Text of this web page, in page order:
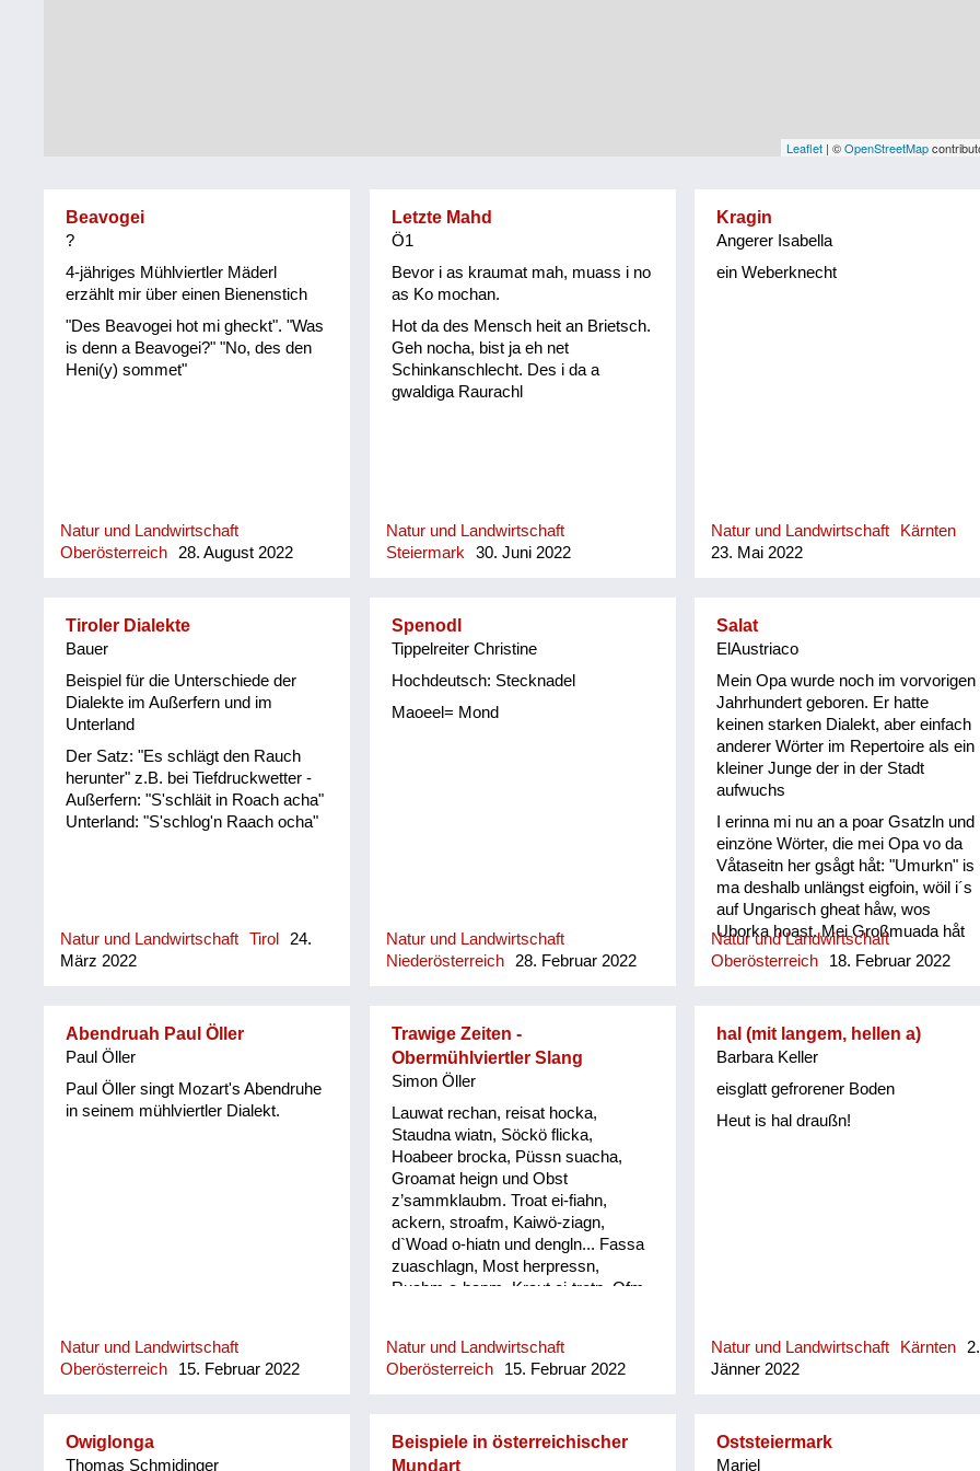
Leaflet | ©OpenStreetMap
Beavogei
?
4-jähriges Mühlviertler Mäderl
erzählt mir über einen Bienenstich
"Des Beavogei hot mi gheckt". "Was
is denn a Beavogei?" "No, des den
Heni(y) sommet"
Natur und Landwirtschaft
Oberösterreich
28. August 2022
Letzte Mahd
Ö1
Bevor i as kraumat mah, muass i no
as Ko mochan.
Hot da des Mensch heit an Brietsch.
Geh nocha, bist ja eh net
Schinkanschlecht. Des i da a
gwaldiga Raurachl
Natur und Landwirtschaft
Steiermark
30. Juni 2022
Kragin
Angerer Isabella
ein Weberknecht
Natur und Landwirtschaft
Kärnten
23. Mai 2022
Tiroler Dialekte
Bauer
Beispiel für die Unterschiede der
Dialekte im Außerfern und im
Unterland
Der Satz: "Es schlägt den Rauch
herunter" z.B. bei Tiefdruckwetter -
Außerfern: "S'schläit in Roach acha"
Unterland: "S'schlog'n Raach ocha"
Natur und Landwirtschaft Tirol
24.
März 2022
Spenodl
Tippelreiter Christine
Hochdeutsch: Stecknadel
Maoeel= Mond
Natur und Landwirtschaft
Niederösterreich
28. Februar 2022
Salat
ElAustriaco
Mein Opa wurde noch im vorvorigen
Jahrhundert geboren. Er hatte
keinen starken Dialekt, aber einfach
anderer Wörter im Repertoire als ein
kleiner Junge der in der Stadt
aufwuchs
I erinna mi nu an a poar Gsatzln und
einzöne Wörter, die mei Opa vo da
Våtaseitn her gsågt håt: "Umurkn" is
ma deshalb unlängst eigfoin, wöil i´s
auf Ungarisch gheat håw, wos
Uborka hoast. Mei Großmuada håt
jewåis im Spätherbst den Andivi
frischen grean Salåt ghåwt håm.
Natur und Landwirtschaft
Oberösterreich
18. Februar 2022
Abendruah Paul Öller
Paul Öller
Paul Öller singt Mozart's Abendruhe
in seinem mühlviertler Dialekt.
Natur und Landwirtschaft
Oberösterreich
15. Februar 2022
Trawige Zeiten -
Obermühlviertler Slang
Simon Öller
Lauwat rechan, reisat hocka,
Staudna wiatn, Söckö flicka,
Hoabeer brocka, Püssn suacha,
Groamat heign und Obst
z’sammklaubm. Troat ei-fiahn,
ackern, stroafm, Kaiwö-ziagn,
d`Woad o-hiatn und dengln... Fassa
zuaschlagn, Most herpressn,
Ruabm o-hapm, Kraut ei-tretn, Ofm
Haar schnei´lassn, Mist ausführn, d
´Wiesn odl´n und dengeln. Loatan-
Blunzn mocha, Bandln wewan,
Schwingan z`ein, Kiada geh, Fedan
Natur und Landwirtschaft
Oberösterreich
15. Februar 2022
hal (mit langem, hellen a)
Barbara Keller
eisglatt gefrorener Boden
Heut is hal draußn!
Natur und Landwirtschaft Kärnten
2.
Jänner 2022
Owiglonga
Thomas Schmidinger
Beispiele in österreichischer
Mundart
Oststeiermark
Mariel